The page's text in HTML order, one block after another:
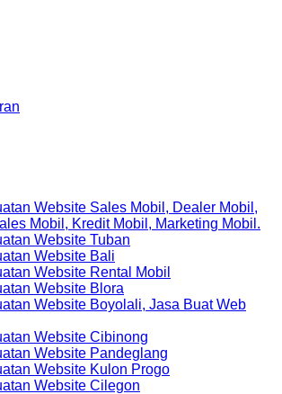
Website Sales Mobil, Dealer Mobil,
Mobil, Kredit Mobil, Marketing Mobil.
Website Tuban
Website Bali
Website Rental Mobil
Website Blora
Website Boyolali, Jasa Buat Web
Website Cibinong
Website Pandeglang
Website Kulon Progo
Website Cilegon